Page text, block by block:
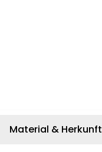
Material & Herkunft